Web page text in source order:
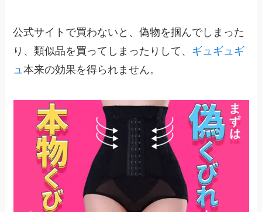
公式サイトで買わないと、偽物を掴んでしまった
り、類似品を買ってしまったりして、 ギュギュギ
ュ本来の効果を得られません。